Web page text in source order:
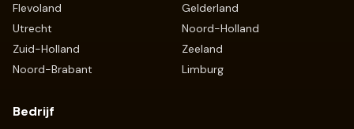
Flevoland
Gelderland
Utrecht
Noord-Holland
Zuid-Holland
Zeeland
Noord-Brabant
Limburg
Bedrijf